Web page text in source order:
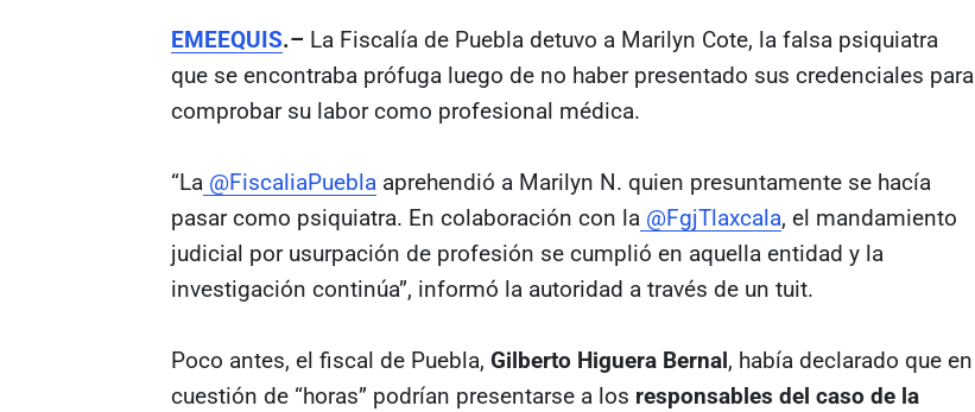
EMEEQUIS.– La Fiscalía de Puebla detuvo a Marilyn Cote, la falsa psiquiatra
que se encontraba prófuga luego de no haber presentado sus credenciales para
comprobar su labor como profesional médica.
“La @FiscaliaPuebla aprehendió a Marilyn N. quien presuntamente se hacía
pasar como psiquiatra. En colaboración con la @FgjTlaxcala, el mandamiento
judicial por usurpación de profesión se cumplió en aquella entidad y la
investigación continúa”, informó la autoridad a través de un tuit.
Poco antes, el fiscal de Puebla, Gilberto Higuera Bernal, había declarado que en
cuestión de “horas” podrían presentarse a los responsables del caso de la